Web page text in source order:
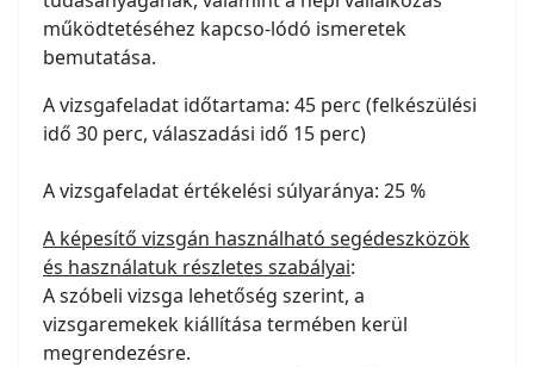
működtetéséhez kapcso-lódó ismeretek
bemutatása.
A vizsgafeladat időtartama: 45 perc (felkészülési
idő 30 perc, válaszadási idő 15 perc)
A vizsgafeladat értékelési súlyaránya: 25 %
A képesítő vizsgán használható segédeszközök
és használatuk részletes szabályai:
A szóbeli vizsga lehetőség szerint, a
vizsgaremekek kiállítása termében kerül
megrendezésre.